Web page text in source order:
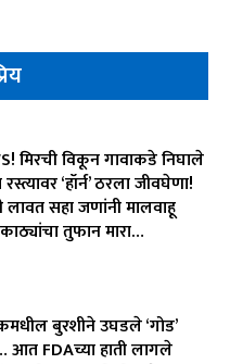
मिरची विकून गावाकडे निघाले
‘हॉर्न’ ठरला जीवघेणा!
सहा जणांनी मालवाहू
तुफान मारा…
बुरशीने उघडले ‘गोड’
आत FDAच्या हाती लागले